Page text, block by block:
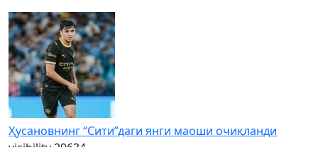
Ҳусановнинг “Сити”даги янги маоши очиқланди